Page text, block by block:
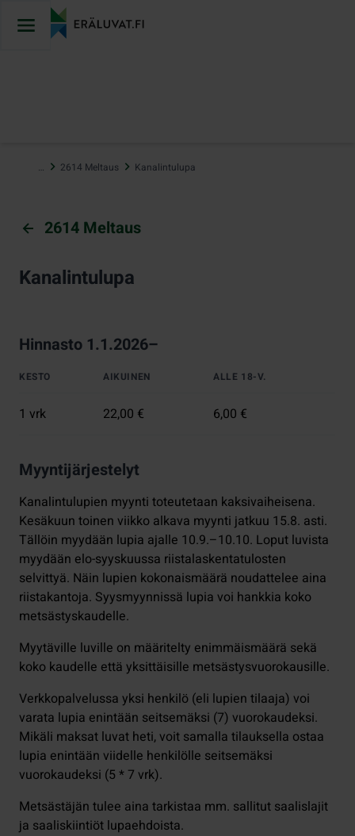
sisältöön
… 2614 Meltaus Kanalintulupa
2614 Meltaus
Kanalintulupa
Hinnasto 1.1.2026–
KESTO AIKUINEN ALLE 18-V.
1 vrk 22,00 € 6,00 €
Myyntijärjestelyt
Kanalintulupien myynti toteutetaan kaksivaiheisena.
Kesäkuun toinen viikko alkava myynti jatkuu 15.8. asti.
Tällöin myydään lupia ajalle 10.9.–10.10. Loput luvista
myydään elo-syyskuussa riistalaskentatulosten
selvittyä. Näin lupien kokonaismäärä noudattelee aina
riistakantoja. Syysmyynnissä lupia voi hankkia koko
metsästyskaudelle.
Myytäville luville on määritelty enimmäismäärä sekä
koko kaudelle että yksittäisille metsästysvuorokausille.
Verkkopalvelussa yksi henkilö (eli lupien tilaaja) voi
varata lupia enintään seitsemäksi (7) vuorokaudeksi.
Mikäli maksat luvat heti, voit samalla tilauksella ostaa
lupia enintään viidelle henkilölle seitsemäksi
vuorokaudeksi (5 * 7 vrk).
Metsästäjän tulee aina tarkistaa mm. sallitut saalislajit
ja saaliskiintiöt lupaehdoista.